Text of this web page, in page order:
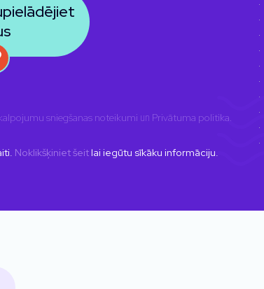
sniegšanas noteikumi un Privātuma politika
Noklikšķiniet šeitlai iegūtu sīkāku informāciju.